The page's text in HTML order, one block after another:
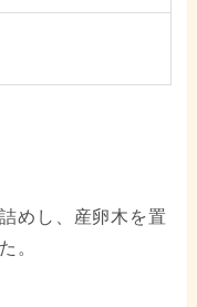
めし、産卵木を置
。